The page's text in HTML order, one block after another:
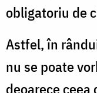
obligatoriu de
Astfel, în
nu se poate
deoarece